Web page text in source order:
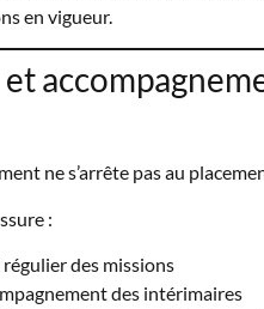
en vigueur.
et
ne s’arrête pas au
:
des missions
des intérimaires